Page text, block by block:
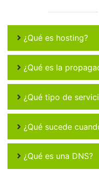
¿Qué es hosting?
¿Qué es la
¿Qué tipo de
¿Qué sucede
¿Qué es una DNS?